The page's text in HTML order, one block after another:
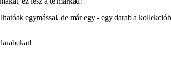
egymással, de már egy - egy darab a